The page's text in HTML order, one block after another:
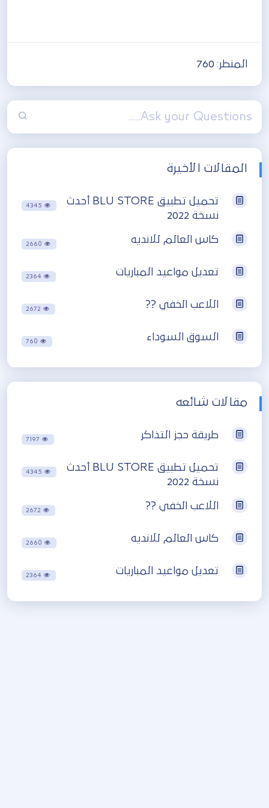
المنظر: 760
المقالات الأخيرة
تحميل تطبيق BLU STORE أحدث
نسخة 2022
4345
كاس العالم للانديه 2660
تعديل مواعيد المباريات 2364
اللاعب الخفي ?? 2672
السوق السوداء 760
مقالات شائعه
طريقة حجز التذاكر 7197
تحميل تطبيق BLU STORE أحدث
نسخة 2022
4345
اللاعب الخفي ?? 2672
كاس العالم للانديه 2660
تعديل مواعيد المباريات 2364